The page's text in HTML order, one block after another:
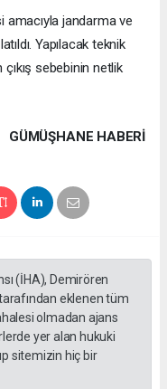
amacıyla jandarma ve
Yapılacak teknik
çıkış sebebinin netlik
GÜMÜŞHANE HABERİ
(İHA), Demirören
eklenen tüm
olmadan ajans
yer alan hukuki
sitemizin hiç bir